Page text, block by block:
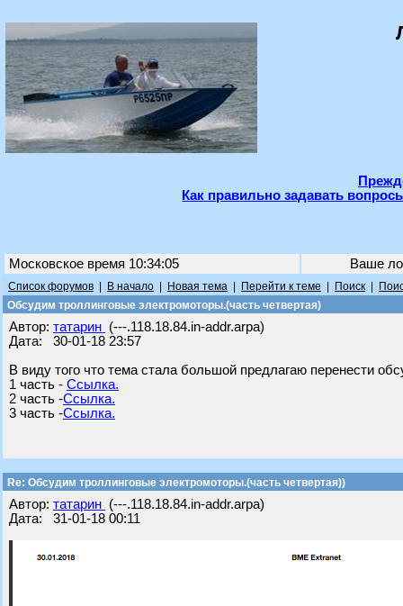
Как правильно задавать
Московское время 10:34:05 Ваше
Список форумов В начало Новая тема Перейти к теме Поиск
Обсудим троллинговые электромоторы.(часть четвертая)
Автор: татарин (---.118.18.84.in-addr.arpa)
Дата: 30-01-18 23:57
В виду того что тема стала большой предлагаю перенести
1 часть - Ссылка.
2 часть -Ссылка.
3 часть -Ссылка.
Re: Обсудим троллинговые электромоторы.(часть четвертая))
Автор: татарин (---.118.18.84.in-addr.arpa)
Дата: 31-01-18 00:11